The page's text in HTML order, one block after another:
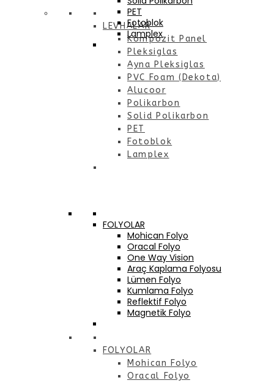
LEVHALAR
Kompozit Panel
Pleksiglas
Ayna Pleksiglas
PVC Foam (Dekota)
Alucoor
Polikarbon
Solid Polikarbon
PET
Fotoblok
Lamplex
FOLYOLAR
Mohican Folyo
Oracal Folyo
PET
Fotoblok
Lamplex
FOLYOLAR
Mohican Folyo
Oracal Folyo
One Way Vision
Araç Kaplama Folyosu
Lümen Folyo
Kumlama Folyo
Reflektif Folyo
Magnetik Folyo